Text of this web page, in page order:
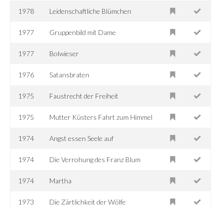
1978 Leidenschaftliche Blümchen
1977 Gruppenbild mit Dame
1977 Bolwieser
1976 Satansbraten
1975 Faustrecht der Freiheit
1975 Mutter Küsters Fahrt zum Himmel
1974 Angst essen Seele auf
1974 Die Verrohung des Franz Blum
1974 Martha
1973 Die Zärtlichkeit der Wölfe